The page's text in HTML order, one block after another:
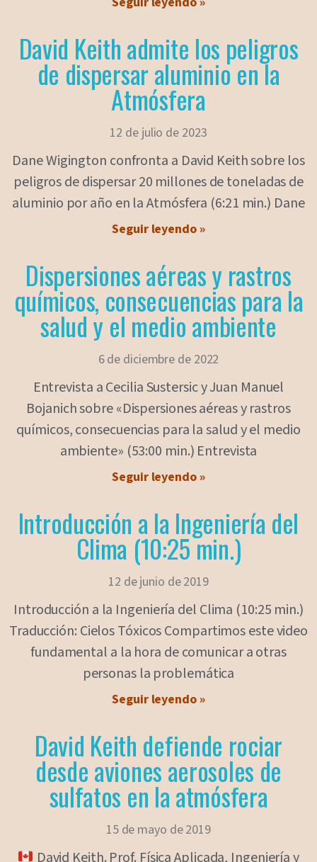
David Keith admite los peligros
de dispersar aluminio en la
Atmósfera
12 de julio de 2023
Dane Wigington confronta a David Keith sobre los
peligros de dispersar 20 millones de toneladas de
aluminio por año en la Atmósfera (6:21 min.) Dane
Seguir leyendo »
Dispersiones aéreas y rastros
químicos, consecuencias para la
salud y el medio ambiente
6 de diciembre de 2022
Entrevista a Cecilia Sustersic y Juan Manuel
Bojanich sobre «Dispersiones aéreas y rastros
químicos, consecuencias para la salud y el medio
ambiente» (53:00 min.) Entrevista
Seguir leyendo »
Introducción a la Ingeniería del
Clima (10:25 min.)
12 de junio de 2019
Introducción a la Ingeniería del Clima (10:25 min.)
Traducción: Cielos Tóxicos Compartimos este video
fundamental a la hora de comunicar a otras
personas la problemática
Seguir leyendo »
David Keith defiende rociar
desde aviones aerosoles de
sulfatos en la atmósfera
15 de mayo de 2019
David Keith. Prof. Física Aplicada, Ingeniería y